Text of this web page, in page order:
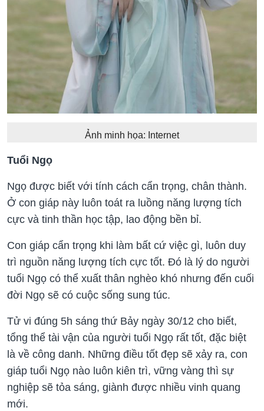
Ảnh minh họa: Internet
Tuổi Ngọ
Ngọ được biết với tính cách cẩn trọng, chân thành.
Ở con giáp này luôn toát ra luồng năng lượng tích
cực và tinh thần học tập, lao động bền bỉ.
Con giáp cẩn trọng khi làm bất cứ việc gì, luôn duy
trì nguồn năng lượng tích cực tốt. Đó là lý do người
tuổi Ngọ có thể xuất thân nghèo khó nhưng đến cuối
đời Ngọ sẽ có cuộc sống sung túc.
Tử vi đúng 5h sáng thứ Bảy ngày 30/12 cho biết,
tổng thể tài vận của người tuổi Ngọ rất tốt, đặc biệt
là về công danh. Những điều tốt đẹp sẽ xảy ra, con
giáp tuổi Ngọ nào luôn kiên trì, vững vàng thì sự
nghiệp sẽ tỏa sáng, giành được nhiều vinh quang
mới.